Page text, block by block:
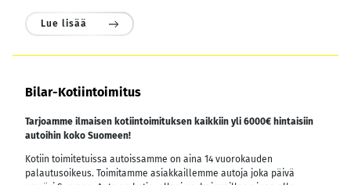
Lue lisää
Bilar-Kotiintoimitus
Tarjoamme ilmaisen kotiintoimituksen kaikkiin yli 6000€ hintaisiin
autoihin koko Suomeen!
Kotiin toimitetuissa autoissamme on aina 14 vuorokauden
palautusoikeus. Toimitamme asiakkaillemme autoja joka päivä